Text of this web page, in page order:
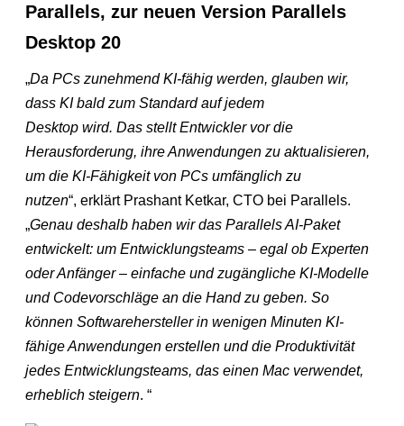
Parallels, zur neuen Version Parallels
Desktop 20
„Da PCs zunehmend KI-fähig werden, glauben wir,
dass KI bald zum Standard auf jedem
Desktop wird. Das stellt Entwickler vor die
Herausforderung, ihre Anwendungen zu aktualisieren,
um die KI-Fähigkeit von PCs umfänglich zu
nutzen“, erklärt Prashant Ketkar, CTO bei Parallels.
„Genau deshalb haben wir das Parallels AI-Paket
entwickelt: um Entwicklungsteams – egal ob Experten
oder Anfänger – einfache und zugängliche KI-Modelle
und Codevorschläge an die Hand zu geben. So
können Softwarehersteller in wenigen Minuten KI-
fähige Anwendungen erstellen und die Produktivität
jedes Entwicklungsteams, das einen Mac verwendet,
erheblich steigern. “